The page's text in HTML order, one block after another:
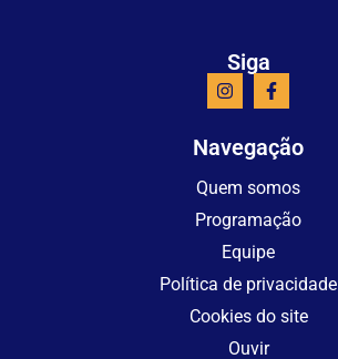
Siga
Navegação
Quem somos
Programação
Equipe
Política de privacidade
Cookies do site
Ouvir